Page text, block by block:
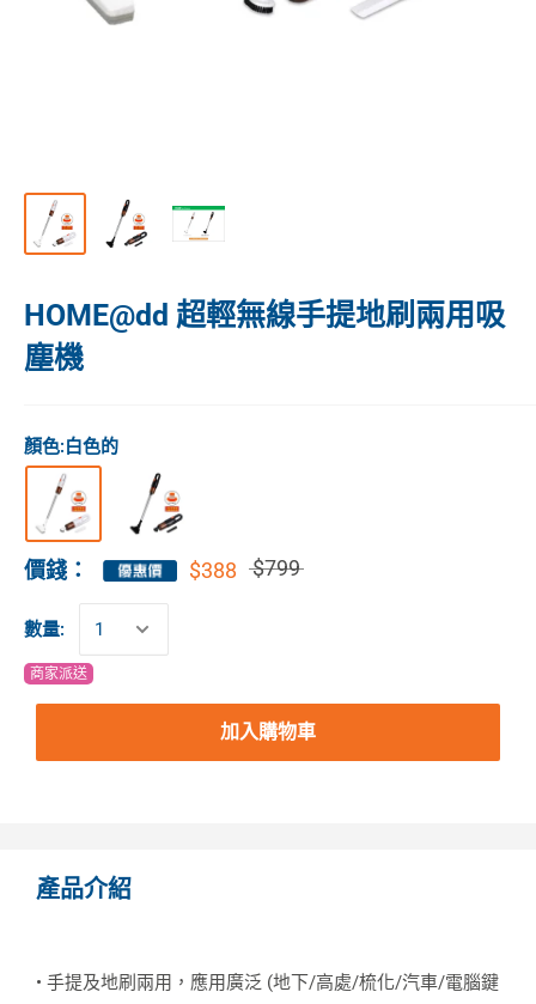
HOME@dd 超輕無線手提地刷兩用吸
塵機
顏色:白色的
價錢： $388 $799
數量:
商家派送
加入購物車
產品介紹
• 手提及地刷兩用，應用廣泛 (地下/高處/梳化/汽車/電腦鍵